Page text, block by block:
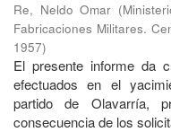
Re, Neldo Omar (
Fabricaciones Militares.
1957)
El presente informe da
efectuados en el
partido de Olavarría,
consecuencia de los